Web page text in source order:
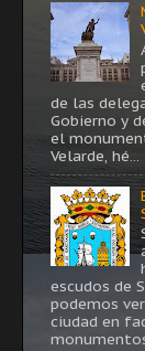
de las
Gobierno y
el
Velarde, hé...
escudos de
podemos
ciudad en